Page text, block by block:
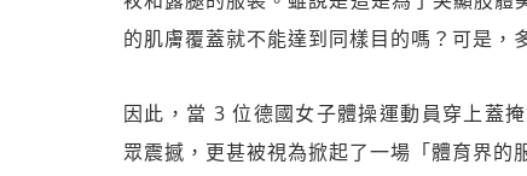
的肌膚覆蓋就不能達到同樣目的嗎？可是，
因此，當 3 位德國女子體操運動員穿上蓋
眾震撼，更甚被視為掀起了一場「體育界的